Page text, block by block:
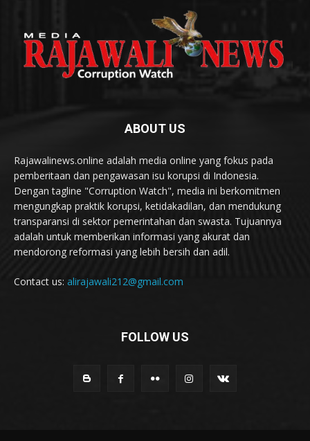
ABOUT US
Rajawalinews.online adalah media online yang fokus pada
pemberitaan dan pengawasan isu korupsi di Indonesia.
Dengan tagline "Corruption Watch", media ini berkomitmen
mengungkap praktik korupsi, ketidakadilan, dan mendukung
transparansi di sektor pemerintahan dan swasta. Tujuannya
adalah untuk memberikan informasi yang akurat dan
mendorong reformasi yang lebih bersih dan adil.
Contact us: alirajawali212@gmail.com
FOLLOW US